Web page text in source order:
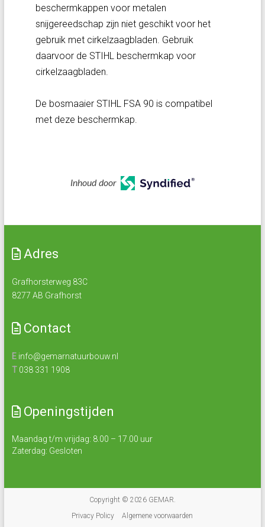
beschermkappen voor metalen
snijgereedschap zijn niet geschikt voor het
gebruik met cirkelzaagbladen. Gebruik
daarvoor de STIHL beschermkap voor
cirkelzaagbladen.
De bosmaaier STIHL FSA 90 is compatibel
met deze beschermkap.
Inhoud door
Adres
Grafhorsterweg 83C
8277 AB Grafhorst
Contact
E info@gemarnatuurbouw.nl
T 038 331 1908
Openingstijden
Maandag t/m vrijdag: 8.00 – 17.00 uur
Zaterdag: Gesloten
Copyright © 2026 GEMAR.
Privacy Policy
Algemene voorwaarden